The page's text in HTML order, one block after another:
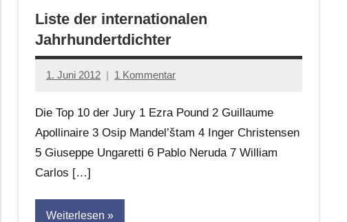
Liste der internationalen
Jahrhundertdichter
1. Juni 2012
Anton
Leitner
1 Kommentar
Die Top 10 der Jury 1 Ezra Pound 2 Guillaume
Apollinaire 3 Osip Mandel’štam 4 Inger Christensen
5 Giuseppe Ungaretti 6 Pablo Neruda 7 William
Carlos […]
Weiterlesen